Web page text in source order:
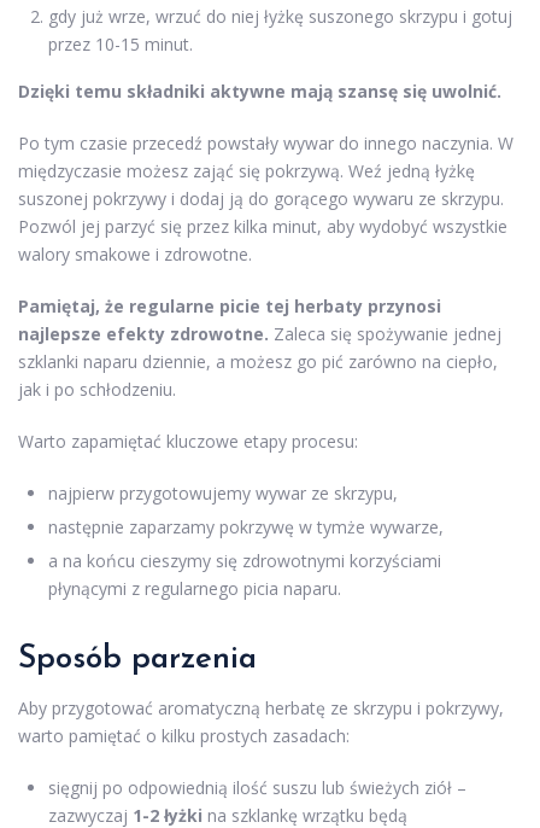
gdy już wrze, wrzuć do niej łyżkę suszonego skrzypu i gotuj
przez 10-15 minut.
Dzięki temu składniki aktywne mają szansę się uwolnić.
Po tym czasie przecedź powstały wywar do innego naczynia. W
międzyczasie możesz zająć się pokrzywą. Weź jedną łyżkę
suszonej pokrzywy i dodaj ją do gorącego wywaru ze skrzypu.
Pozwól jej parzyć się przez kilka minut, aby wydobyć wszystkie
walory smakowe i zdrowotne.
Pamiętaj, że regularne picie tej herbaty przynosi
najlepsze efekty zdrowotne. Zaleca się spożywanie jednej
szklanki naparu dziennie, a możesz go pić zarówno na ciepło,
jak i po schłodzeniu.
Warto zapamiętać kluczowe etapy procesu:
najpierw przygotowujemy wywar ze skrzypu,
następnie zaparzamy pokrzywę w tymże wywarze,
a na końcu cieszymy się zdrowotnymi korzyściami
płynącymi z regularnego picia naparu.
Sposób parzenia
Aby przygotować aromatyczną herbatę ze skrzypu i pokrzywy,
warto pamiętać o kilku prostych zasadach:
sięgnij po odpowiednią ilość suszu lub świeżych ziół –
zazwyczaj 1-2 łyżki na szklankę wrzątku będą